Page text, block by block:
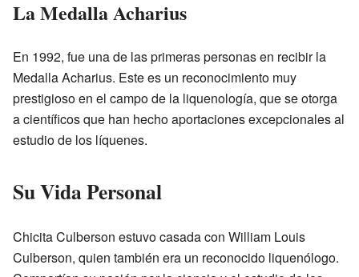
La Medalla Acharius
En 1992, fue una de las primeras personas en recibir la
Medalla Acharius. Este es un reconocimiento muy
prestigioso en el campo de la liquenología, que se otorga
a científicos que han hecho aportaciones excepcionales al
estudio de los líquenes.
Su Vida Personal
Chicita Culberson estuvo casada con William Louis
Culberson, quien también era un reconocido liquenólogo.